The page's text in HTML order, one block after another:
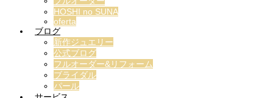
HOSHI no SUNA
oferta
ブログ
新作ジュエリー
公式ブログ
フルオーダー&リフォーム
ブライダル
パール